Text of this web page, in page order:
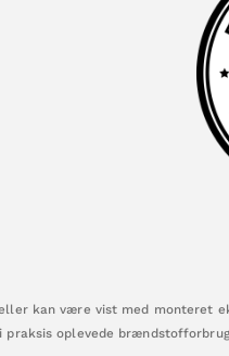
kan være vist med monteret
praksis oplevede